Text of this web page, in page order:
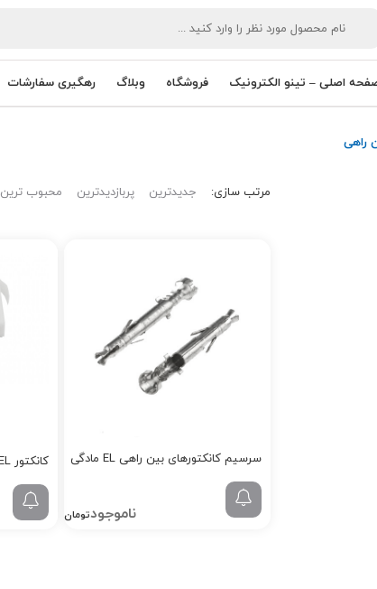
اصلی – تینو الکترونیک فروشگاه وبلاگ رهگیری سفارشات
مرتب‌ سازی: جدیدترین پربازدیدترین محبوب ترین
سرسیم کانکتورهای بین راهی EL مادگی
2,000 تومان
کانکتور EL بین راهی 2 پین مادگی